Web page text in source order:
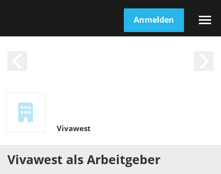
Anmelden
Vivawest
Vivawest als Arbeitgeber